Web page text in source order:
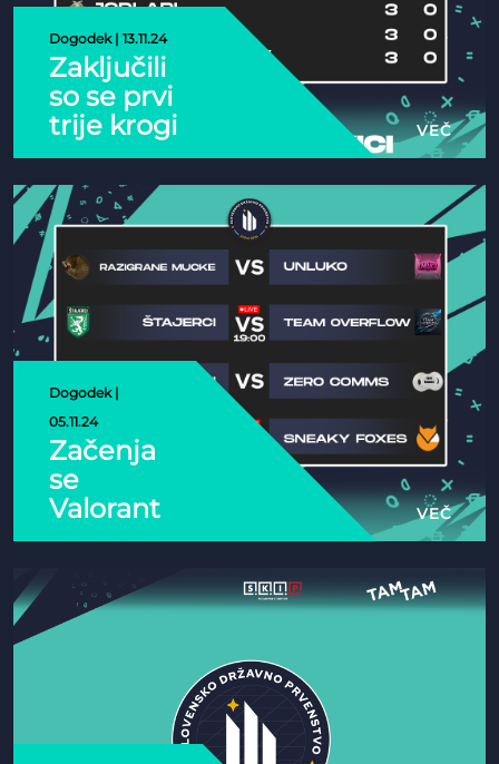
Dogodek | 13.11.24
Zaključili
so se prvi
trije krogi
letošnjega
Valorant
SDP!
VEČ
Dogodek |
05.11.24
Začenja
se
Valorant
SDP!
VEČ